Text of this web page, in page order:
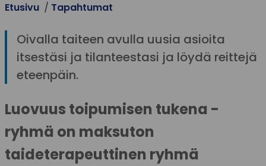
Etusivu Tapahtumat
Oivalla taiteen avulla uusia asioita
itsestäsi ja tilanteestasi ja löydä reittejä
eteenpäin.
Luovuus toipumisen tukena -
ryhmä on maksuton
taideterapeuttinen ryhmä